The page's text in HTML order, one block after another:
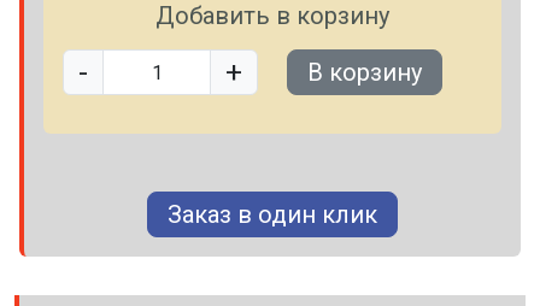
Добавить в корзину
- + В корзину
Заказ в один клик